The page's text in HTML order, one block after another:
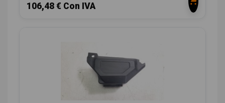
106,48 € Con IVA